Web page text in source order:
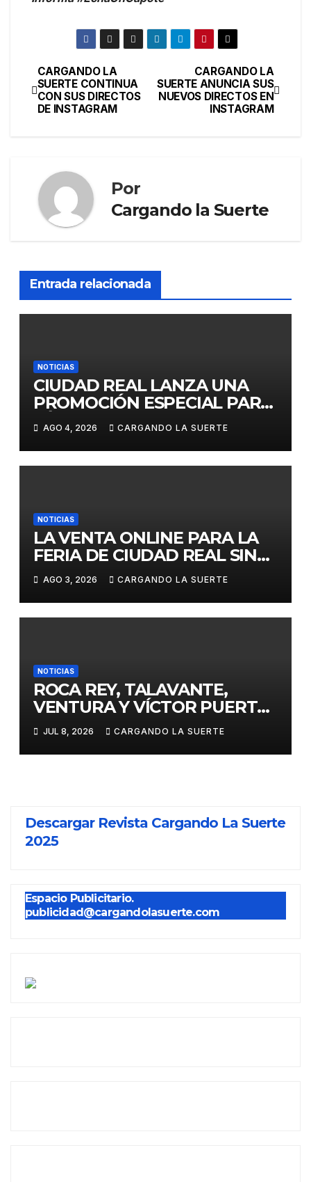
CARGANDO LA
SUERTE ANUNCIA SUS
NUEVOS DIRECTOS EN
INSTAGRAM
CARGANDO LA
SUERTE CONTINUA
CON SUS DIRECTOS
DE INSTAGRAM
Por
Cargando la Suerte
Entrada relacionada
NOTICIAS
CIUDAD REAL LANZA UNA
PROMOCIÓN ESPECIAL PARA
JÓVENES MENORES DE 25
AÑOS EN LAS DOS GRANDES
CITAS DEL ABONO
AGO 4, 2026 CARGANDO LA SUERTE
NOTICIAS
LA VENTA ONLINE PARA LA
FERIA DE CIUDAD REAL SIN
GASTOS DE GESTION HASTA
EL DOMINGO
AGO 3, 2026 CARGANDO LA SUERTE
NOTICIAS
ROCA REY, TALAVANTE,
VENTURA Y VÍCTOR PUERTO,
EJES DE LA FERIA TAURINA
VIRGEN DEL PRADO 2026
JUL 8, 2026 CARGANDO LA SUERTE
Descargar Revista Cargando La Suerte
2025
Espacio Publicitario.
publicidad@cargandolasuerte.com